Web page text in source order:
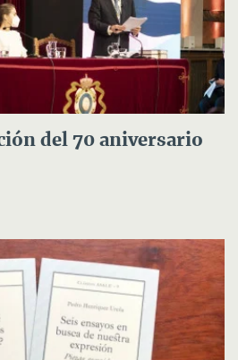
del 70 aniversario